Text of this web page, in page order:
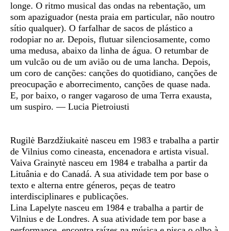
longe. O ritmo musical das ondas na rebentação, um
som apaziguador (nesta praia em particular, não noutro
sítio qualquer). O farfalhar de sacos de plástico a
rodopiar no ar. Depois, flutuar silenciosamente, como
uma medusa, abaixo da linha de água. O retumbar de
um vulcão ou de um avião ou de uma lancha. Depois,
um coro de canções: canções do quotidiano, canções de
preocupação e aborrecimento, canções de quase nada.
E, por baixo, o ranger vagaroso de uma Terra exausta,
um suspiro. — Lucia Pietroiusti
Rugilė Barzdžiukaitė nasceu em 1983 e trabalha a partir
de Vilnius como cineasta, encenadora e artista visual.
Vaiva Grainytė nasceu em 1984 e trabalha a partir da
Lituânia e do Canadá. A sua atividade tem por base o
texto e alterna entre géneros, peças de teatro
interdisciplinares e publicações.
Lina Lapelyte nasceu em 1984 e trabalha a partir de
Vilnius e de Londres. A sua atividade tem por base a